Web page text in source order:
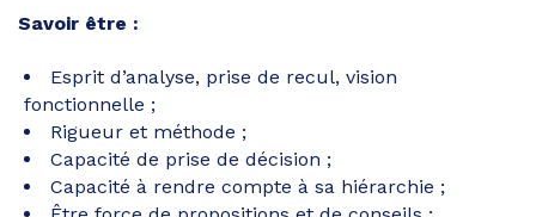
Savoir être :
Esprit d’analyse, prise de recul, vision
fonctionnelle ;
Rigueur et méthode ;
Capacité de prise de décision ;
Capacité à rendre compte à sa hiérarchie ;